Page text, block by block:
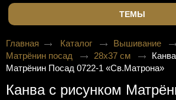
ТЕМЫ
Главная Каталог Вышивание
Матрёнин посад
28х37 см
Матрёнин Посад 0722-1 «Св.Матрона»
Канва с рисунком